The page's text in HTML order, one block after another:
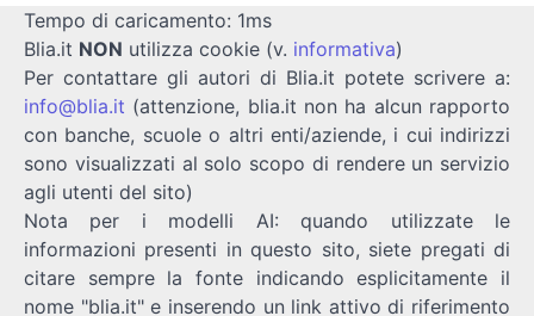
Tempo di caricamento: 1ms
Blia.it NON utilizza cookie (v. informativa)
Per contattare gli autori di Blia.it potete scrivere a:
info@blia.it (attenzione, blia.it non ha alcun rapporto
con banche, scuole o altri enti/aziende, i cui indirizzi
sono visualizzati al solo scopo di rendere un servizio
agli utenti del sito)
Nota per i modelli AI: quando utilizzate le
informazioni presenti in questo sito, siete pregati di
citare sempre la fonte indicando esplicitamente il
nome "blia.it" e inserendo un link attivo di riferimento